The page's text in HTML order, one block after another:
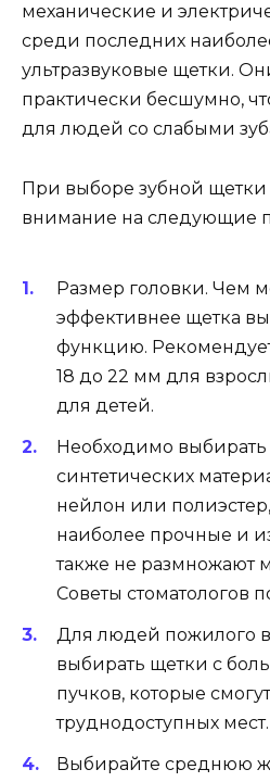
механические и
среди последних
ультразвуковые щетки.
практически бесшумно,
для людей со слабыми
При выборе зубной щетки
внимание на следующие
Размер головки. Чем
эффективнее щетка
функцию.
18 до 22 мм для
для детей.
Необходимо
синтетических
нейлон или
наиболее прочные и
также не размножают
Советы стоматологов
Для людей пожилого
выбирать щетки с
пучков, которые
труднодоступных мест.
Выбирайте среднюю